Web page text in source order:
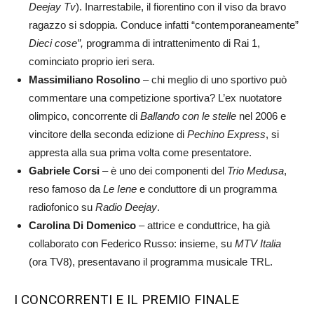
Deejay Tv). Inarrestabile, il fiorentino con il viso da bravo
ragazzo si sdoppia. Conduce infatti “contemporaneamente”
Dieci cose”, programma di intrattenimento di Rai 1,
cominciato proprio ieri sera.
Massimiliano Rosolino – chi meglio di uno sportivo può
commentare una competizione sportiva? L’ex nuotatore
olimpico, concorrente di Ballando con le stelle nel 2006 e
vincitore della seconda edizione di Pechino Express, si
appresta alla sua prima volta come presentatore.
Gabriele Corsi – è uno dei componenti del Trio Medusa,
reso famoso da Le Iene e conduttore di un programma
radiofonico su Radio Deejay.
Carolina Di Domenico – attrice e conduttrice, ha già
collaborato con Federico Russo: insieme, su MTV Italia
(ora TV8), presentavano il programma musicale TRL.
I CONCORRENTI E IL PREMIO FINALE